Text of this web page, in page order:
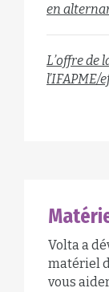
en
L’offre de
l’IFAPME/
Volta a
matériel
vous